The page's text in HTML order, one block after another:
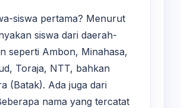
siswa pertama? Menurut
siswa dari daerah-
seperti Ambon, Minahasa,
Toraja, NTT, bahkan
(Batak). Ada juga dari
nama yang tercatat